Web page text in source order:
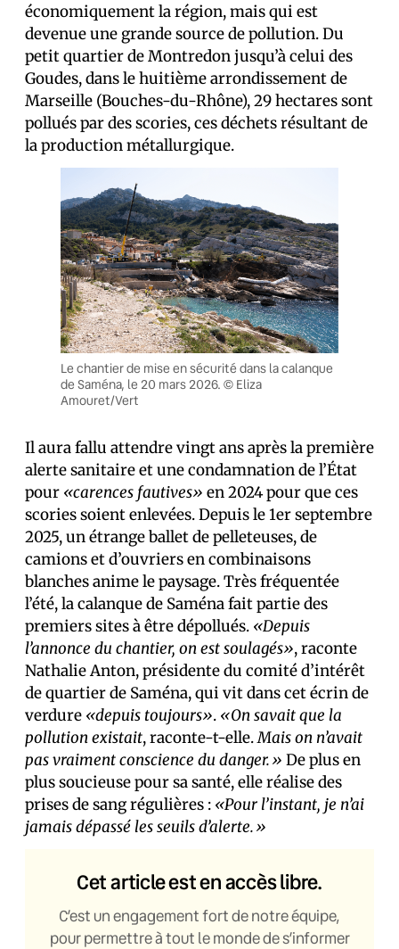
économiquement la région, mais qui est
devenue une grande source de pollution. Du
petit quartier de Montredon jusqu’à celui des
Goudes, dans le huitième arrondissement de
Marseille (Bouches-du-Rhône), 29 hectares sont
pollués par des scories, ces déchets résultant de
la production métallurgique.
Le chantier de mise en sécurité dans la calanque
de Saména, le 20 mars 2026. © Eliza
Amouret/Vert
Il aura fallu attendre vingt ans après la première
alerte sanitaire et une condamnation de l’État
pour «carences fautives» en 2024 pour que ces
scories soient enlevées. Depuis le 1er septembre
2025, un étrange ballet de pelleteuses, de
camions et d’ouvriers en combinaisons
blanches anime le paysage. Très fréquentée
l’été, la calanque de Saména fait partie des
premiers sites à être dépollués. «Depuis
l’annonce du chantier, on est soulagés», raconte
Nathalie Anton, présidente du comité d’intérêt
de quartier de Saména, qui vit dans cet écrin de
verdure «depuis toujours». «On savait que la
pollution existait, raconte-t-elle.Mais on n’avait
pas vraiment conscience du danger.» De plus en
plus soucieuse pour sa santé, elle réalise des
prises de sang régulières : «Pour l’instant, je n’ai
jamais dépassé les seuils d’alerte.»
Cet article est en accès libre.
C’est un engagement fort de notre équipe,
pour permettre à tout le monde de s’informer